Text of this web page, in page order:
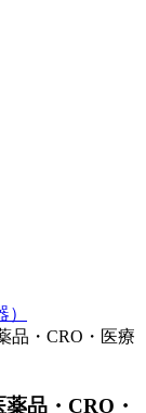
品・CRO・医療
品・CRO・